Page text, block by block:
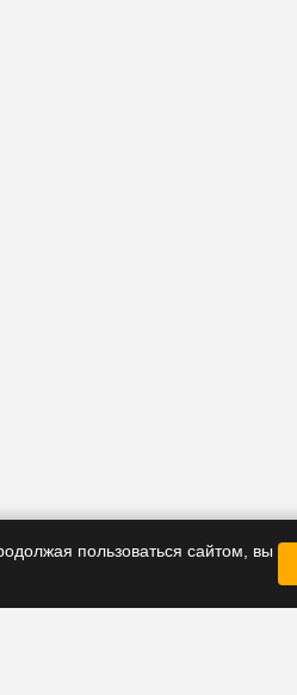
пользоваться сайтом, вы